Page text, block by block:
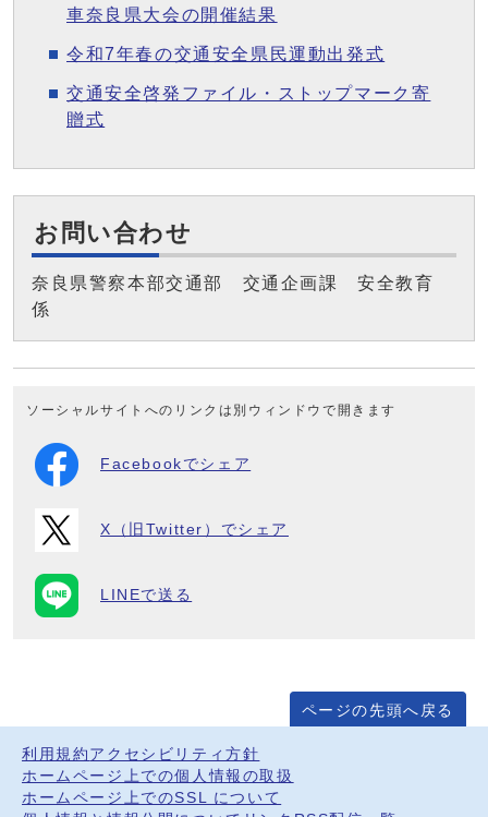
車奈良県大会の開催結果
令和7年春の交通安全県民運動出発式
交通安全啓発ファイル・ストップマーク寄
贈式
お問い合わせ
奈良県警察本部交通部 交通企画課 安全教育
係
ソーシャルサイトへのリンクは別ウィンドウで開きます
Facebookでシェア
X（旧Twitter）でシェア
LINEで送る
ページの先頭へ戻る
利用規約 アクセシビリティ方針
ホームページ上での個人情報の取扱
ホームページ上でのSSL について